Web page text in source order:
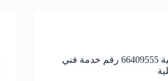
معلم كهربائي اشبيلية 66409555 رقم خدمة فني